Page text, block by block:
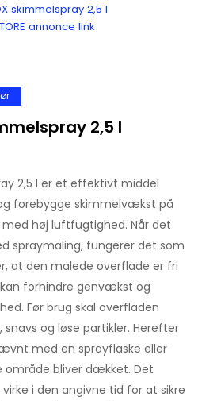
skimmelspray 2,5 l
annonce link
2,5 l
2,5 l er et effektivt middel
forebygge skimmelvækst på
høj luftfugtighed. Når det
spraymaling, fungerer det som
at den malede overflade er fri
forhindre genvækst og
Før brug skal overfladen
og løse partikler. Herefter
med en sprayflaske eller
område bliver dækket. Det
i den angivne tid for at sikre